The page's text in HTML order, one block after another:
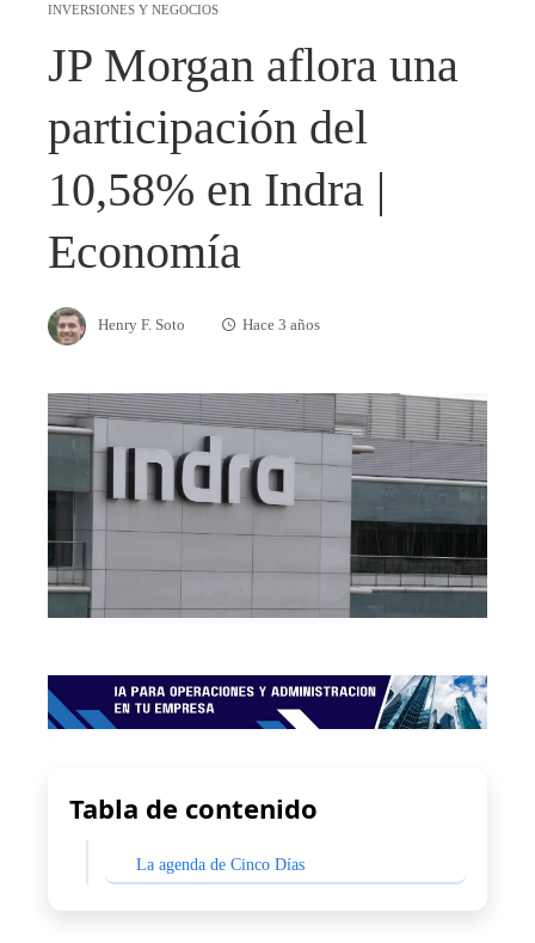
INVERSIONES Y NEGOCIOS
JP Morgan aflora una
participación del
10,58% en Indra |
Economía
Henry F. Soto Hace 3 años
Tabla de contenido
La agenda de Cinco Días